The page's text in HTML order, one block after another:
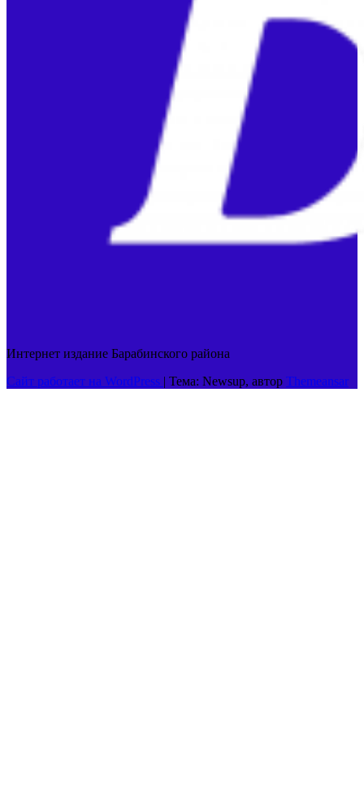
Интернет издание Барабинского района
Сайт работает на WordPress | Тема: Newsup, автор Themeansar